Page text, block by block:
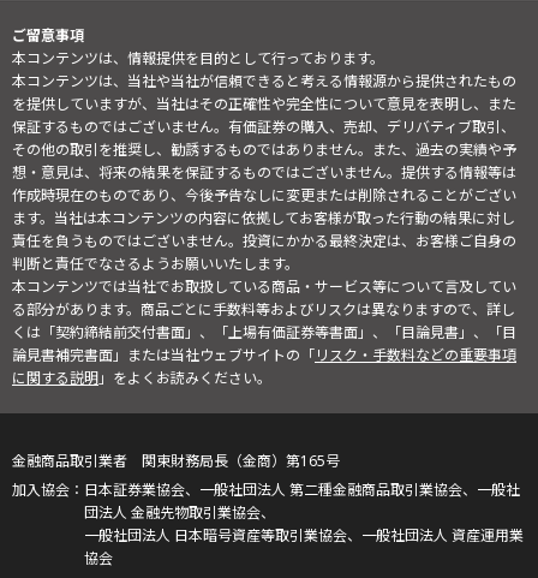
ご留意事項
本コンテンツは、情報提供を目的として行っております。
本コンテンツは、当社や当社が信頼できると考える情報源から提供されたもの
を提供していますが、当社はその正確性や完全性について意見を表明し、また
保証するものではございません。有価証券の購入、売却、デリバティブ取引、
その他の取引を推奨し、勧誘するものではありません。また、過去の実績や予
想・意見は、将来の結果を保証するものではございません。提供する情報等は
作成時現在のものであり、今後予告なしに変更または削除されることがござい
ます。当社は本コンテンツの内容に依拠してお客様が取った行動の結果に対し
責任を負うものではございません。投資にかかる最終決定は、お客様ご自身の
判断と責任でなさるようお願いいたします。
本コンテンツでは当社でお取扱している商品・サービス等について言及してい
る部分があります。商品ごとに手数料等およびリスクは異なりますので、詳し
くは「契約締結前交付書面」、「上場有価証券等書面」、「目論見書」、「目
論見書補完書面」または当社ウェブサイトの「リスク・手数料などの重要事項
に関する説明」をよくお読みください。
金融商品取引業者 関東財務局長（金商）第165号
日本証券業協会、一般社団法人 第二種金融商品取引業協会、一般社
団法人 金融先物取引業協会、
一般社団法人 日本暗号資産等取引業協会、一般社団法人 資産運用業
協会